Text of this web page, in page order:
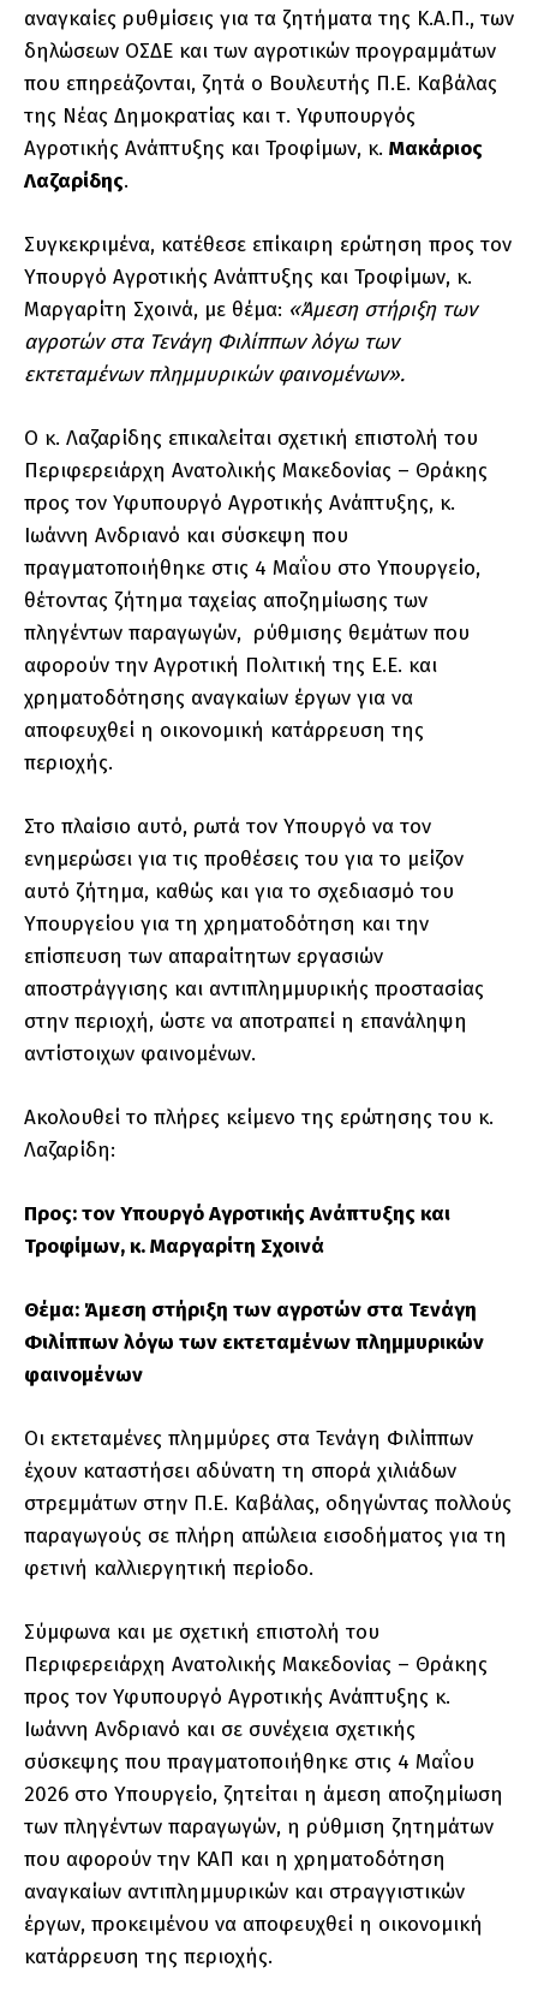
αναγκαίες ρυθμίσεις για τα ζητήματα της Κ.Α.Π., των
δηλώσεων ΟΣΔΕ και των αγροτικών προγραμμάτων
που επηρεάζονται, ζητά ο Βουλευτής Π.Ε. Καβάλας
της Νέας Δημοκρατίας και τ. Υφυπουργός
Αγροτικής Ανάπτυξης και Τροφίμων, κ. Μακάριος
Λαζαρίδης.
Συγκεκριμένα, κατέθεσε επίκαιρη ερώτηση προς τον
Υπουργό Αγροτικής Ανάπτυξης και Τροφίμων, κ.
Μαργαρίτη Σχοινά, με θέμα: «Άμεση στήριξη των
αγροτών στα Τενάγη Φιλίππων λόγω των
εκτεταμένων πλημμυρικών φαινομένων».
Ο κ. Λαζαρίδης επικαλείται σχετική επιστολή του
Περιφερειάρχη Ανατολικής Μακεδονίας – Θράκης
προς τον Υφυπουργό Αγροτικής Ανάπτυξης, κ.
Ιωάννη Ανδριανό και σύσκεψη που
πραγματοποιήθηκε στις 4 Μαΐου στο Υπουργείο,
θέτοντας ζήτημα ταχείας αποζημίωσης των
πληγέντων παραγωγών, ρύθμισης θεμάτων που
αφορούν την Αγροτική Πολιτική της Ε.Ε. και
χρηματοδότησης αναγκαίων έργων για να
αποφευχθεί η οικονομική κατάρρευση της
περιοχής.
Στο πλαίσιο αυτό, ρωτά τον Υπουργό να τον
ενημερώσει για τις προθέσεις του για το μείζον
αυτό ζήτημα, καθώς και για το σχεδιασμό του
Υπουργείου για τη χρηματοδότηση και την
επίσπευση των απαραίτητων εργασιών
αποστράγγισης και αντιπλημμυρικής προστασίας
στην περιοχή, ώστε να αποτραπεί η επανάληψη
αντίστοιχων φαινομένων.
Ακολουθεί το πλήρες κείμενο της ερώτησης του κ.
Λαζαρίδη:
Προς: τον Υπουργό Αγροτικής Ανάπτυξης και
Τροφίμων, κ. Μαργαρίτη Σχοινά
Θέμα: Άμεση στήριξη των αγροτών στα Τενάγη
Φιλίππων λόγω των εκτεταμένων πλημμυρικών
φαινομένων
Οι εκτεταμένες πλημμύρες στα Τενάγη Φιλίππων
έχουν καταστήσει αδύνατη τη σπορά χιλιάδων
στρεμμάτων στην Π.Ε. Καβάλας, οδηγώντας πολλούς
παραγωγούς σε πλήρη απώλεια εισοδήματος για τη
φετινή καλλιεργητική περίοδο.
Σύμφωνα και με σχετική επιστολή του
Περιφερειάρχη Ανατολικής Μακεδονίας – Θράκης
προς τον Υφυπουργό Αγροτικής Ανάπτυξης κ.
Ιωάννη Ανδριανό και σε συνέχεια σχετικής
σύσκεψης που πραγματοποιήθηκε στις 4 Μαΐου
2026 στο Υπουργείο, ζητείται η άμεση αποζημίωση
των πληγέντων παραγωγών, η ρύθμιση ζητημάτων
που αφορούν την ΚΑΠ και η χρηματοδότηση
αναγκαίων αντιπλημμυρικών και στραγγιστικών
έργων, προκειμένου να αποφευχθεί η οικονομική
κατάρρευση της περιοχής.